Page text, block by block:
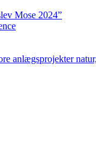
Mose 2024”
anlægsprojekter